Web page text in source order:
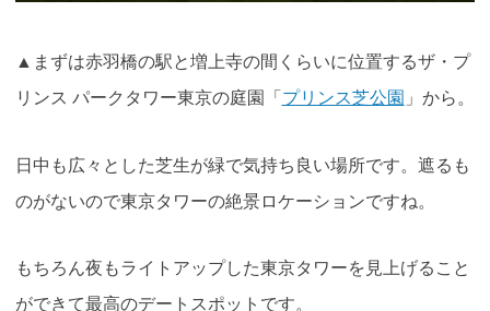
▲まずは赤羽橋の駅と増上寺の間くらいに位置するザ・プ
リンス パークタワー東京の庭園「プリンス芝公園 」から。
日中も広々とした芝生が緑で気持ち良い場所です。遮るも
のがないので東京タワーの絶景ロケーションですね。
もちろん夜もライトアップした東京タワーを見上げること
ができて最高のデートスポットです。